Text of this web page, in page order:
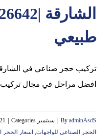
طبيعي
افضل مراحل في مجال تركيب
By adminAsdS سبتمبر 28th, 2021 Categories:
الحجر الصناعي للواجهات, اسعار الحجر